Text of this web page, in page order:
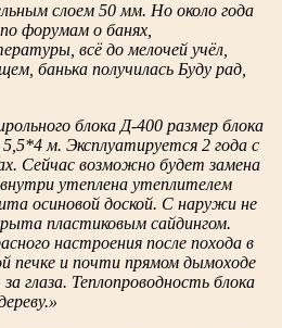
слоем 50 мм. Но около года
форумам о банях,
всё до мелочей учёл,
банька получилась Буду рад,
блока Д-400 размер блока
м. Эксплуатируется 2 года с
Сейчас возможно будет замена
утеплена утеплителем
осиновой доской. С наружи не
пластиковым сайдингом.
настроения после похода в
печке и почти прямом дымоходе
глаза. Теплопроводность блока